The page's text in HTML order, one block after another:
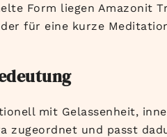
Form liegen Amazonit
für eine kurze
mit Gelassenheit,
zugeordnet und passt